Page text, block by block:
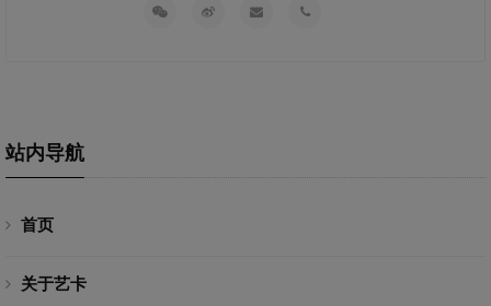
站内导航
首页
关于艺卡